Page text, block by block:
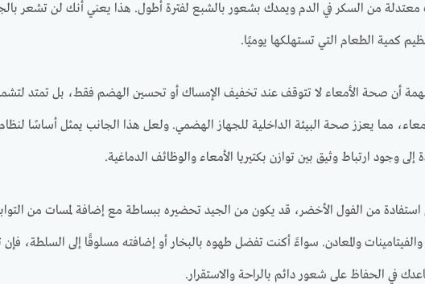
من السكر في الدم ويمدك بشعور بالشبع لفترة أطول. هذا يعني أنك لن تشعر
كمية الطعام التي تستهلكها يوميًا.
أن صحة الأمعاء لا تتوقف عند تخفيف الإمساك أو تحسين الهضم فقط، بل تمتد لتشمل
مما يعزز صحة البيئة الداخلية للجهاز الهضمي. ولعل هذا الجانب يمثل أساسًا
وجود ارتباط وثيق بين توازن بكتيريا الأمعاء والوظائف الدماغية.
من الفول الأخضر، قد يكون من الجيد تحضيره ببساطة مع إضافة لمسات من
والفيتامينات والمعادن. سواءً أكنت تفضل طهوه بالبخار أو إضافته مسلوقًا إلى السلطة،
في الحفاظ على شعور دائم بالراحة والاستقرار.